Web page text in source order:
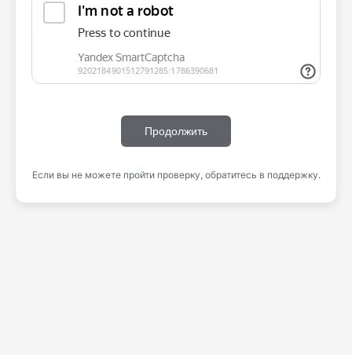
Продолжить
Если вы не можете пройти проверку, обратитесь в поддержку.